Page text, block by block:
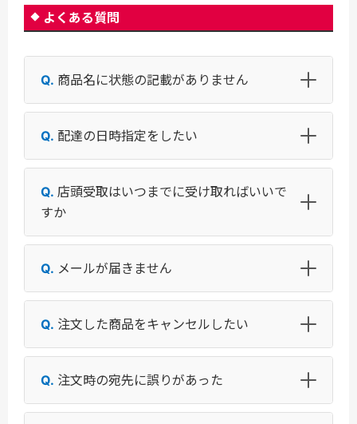
よくある質問
商品名に状態の記載がありません
配達の日時指定をしたい
店頭受取はいつまでに受け取ればいいで
すか
メールが届きません
注文した商品をキャンセルしたい
注文時の宛先に誤りがあった